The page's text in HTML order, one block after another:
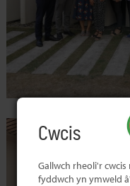
Cwcis
Gallwch rheoli'r
fyddwch yn ymweld